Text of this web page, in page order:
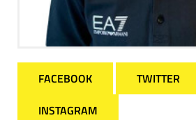
FACEBOOK
TWITTER
INSTAGRAM